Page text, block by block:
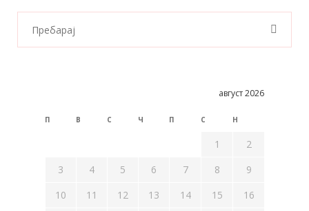
август 2026
П В С Ч П С Н
1
2
3
4 5 6 7 8
9
10
11 12 13 14 15
16